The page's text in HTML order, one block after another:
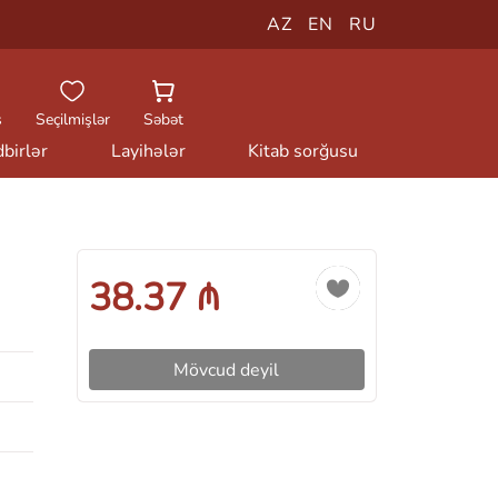
AZ EN RU
Seçilmişlər Səbət
Layihələr Kitab sorğusu
38.37 ₼
Mövcud deyil